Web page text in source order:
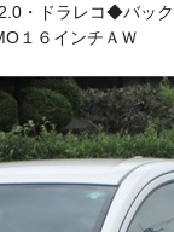
・ドラレコ◆バ
１６インチＡＷ